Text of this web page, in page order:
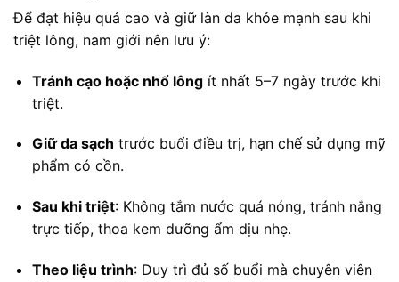
Để đạt hiệu quả cao và giữ làn da khỏe mạnh sau khi
triệt lông, nam giới nên lưu ý:
Tránh cạo hoặc nhổ lôngít nhất 5–7 ngày trước khi
triệt.
Giữ da sạch trước buổi điều trị, hạn chế sử dụng mỹ
phẩm có cồn.
Sau khi triệt: Không tắm nước quá nóng, tránh nắng
trực tiếp, thoa kem dưỡng ẩm dịu nhẹ.
Theo liệu trình: Duy trì đủ số buổi mà chuyên viên